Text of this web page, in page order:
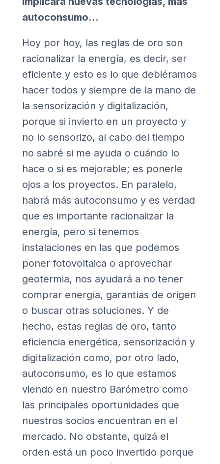
autoconsumo…
Hoy por hoy, las reglas de oro son
racionalizar la energía, es decir, ser
eficiente y esto es lo que debiéramos
hacer todos y siempre de la mano de
la sensorización y digitalización,
porque si invierto en un proyecto y
no lo sensorizo, al cabo del tiempo
no sabré si me ayuda o cuándo lo
hace o si es mejorable; es ponerle
ojos a los proyectos. En paralelo,
habrá más autoconsumo y es verdad
que es importante racionalizar la
energía, pero si tenemos
instalaciones en las que podemos
poner fotovoltaica o aprovechar
geotermia, nos ayudará a no tener
comprar energía, garantías de origen
o buscar otras soluciones. Y de
hecho, estas reglas de oro, tanto
eficiencia energética, sensorización y
digitalización como, por otro lado,
autoconsumo, es lo que estamos
viendo en nuestro Barómetro como
las principales oportunidades que
nuestros socios encuentran en el
mercado. No obstante, quizá el
orden está un poco invertido porque